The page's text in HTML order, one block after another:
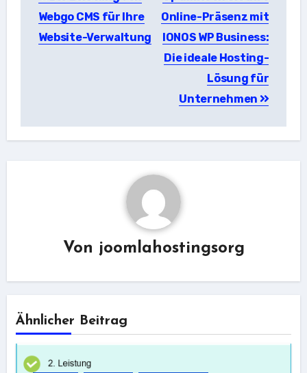
Webgo CMS für Ihre
Website-Verwaltung
Online-Präsenz mit
IONOS WP Business:
Die ideale Hosting-
Lösung für
Unternehmen
Von joomlahostingsorg
Ähnlicher Beitrag